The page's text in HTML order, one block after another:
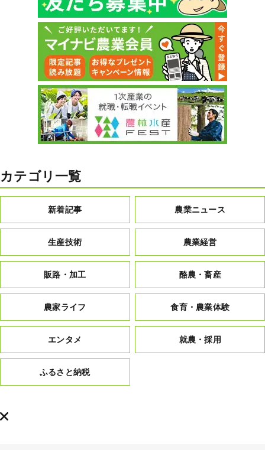
カテゴリ一覧
新着記事 農業ニュース
生産技術 農業経営
販路・加工 酪農・畜産
農家ライフ 食育・農業体験
エンタメ 就農・採用
ふるさと納税